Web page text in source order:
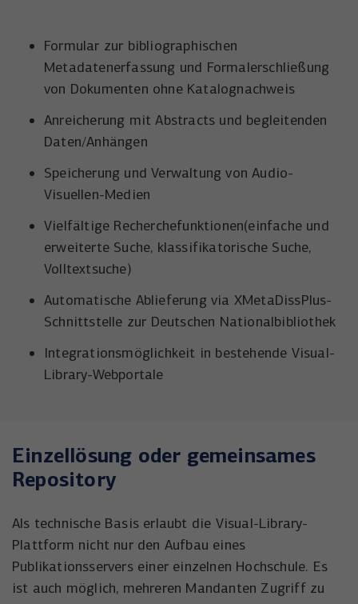
Formular zur bibliographischen
Metadatenerfassung und Formalerschließung
von Dokumenten ohne Katalognachweis
Anreicherung mit Abstracts und begleitenden
Daten/Anhängen
Speicherung und Verwaltung von Audio-
Visuellen-Medien
Vielfältige Recherchefunktionen(einfache und
erweiterte Suche, klassifikatorische Suche,
Volltextsuche)
Automatische Ablieferung via XMetaDissPlus-
Schnittstelle zur Deutschen Nationalbibliothek
Integrationsmöglichkeit in bestehende Visual-
Library-Webportale
Einzellösung oder gemeinsames
Repository
Als technische Basis erlaubt die Visual-Library-
Plattform nicht nur den Aufbau eines
Publikationsservers einer einzelnen Hochschule. Es
ist auch möglich, mehreren Mandanten Zugriff zu